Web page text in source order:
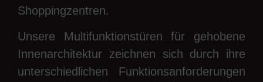
Shoppingzentren.
Unsere Multifunktionstüren für gehobene
Innenarchitektur zeichnen sich durch ihre
unterschiedlichen Funktionsanforderungen